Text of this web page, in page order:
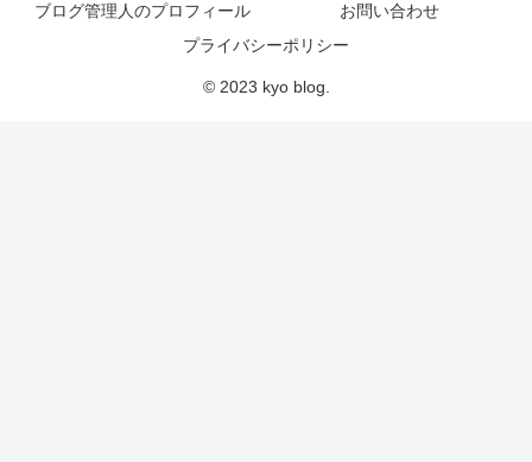
ブログ管理人のプロフィール
お問い合わせ
プライバシーポリシー
© 2023 kyo blog.